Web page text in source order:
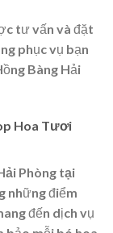
tư vấn và đặt
phục vụ bạn
Bàng Hải
Hoa Tươi
Phòng tại
những điểm
đến dịch vụ